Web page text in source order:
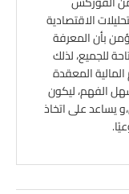
الاقتصادية
بأن المعرفة
للجميع، لذلك
المعقدة
الفهم، ليكون
يساعد على اتخاذ